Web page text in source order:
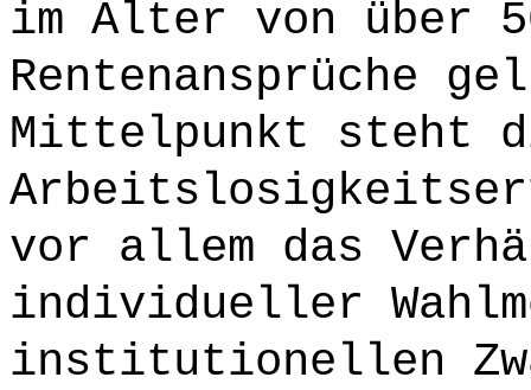
im Alter von über
Rentenansprüche
Mittelpunkt steht
vor allem das
individueller
institutionellen